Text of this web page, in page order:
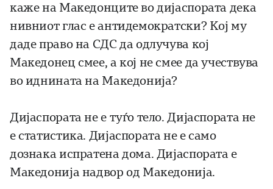
каже на Македонците во дијаспората дека
нивниот глас е антидемократски? Кој му
даде право на СДС да одлучува кој
Македонец смее, а кој не смее да учествува
во иднината на Македонија?
Дијаспората не е туѓо тело. Дијаспората не
е статистика. Дијаспората не е само
дознака испратена дома. Дијаспората е
Македонија надвор од Македонија.